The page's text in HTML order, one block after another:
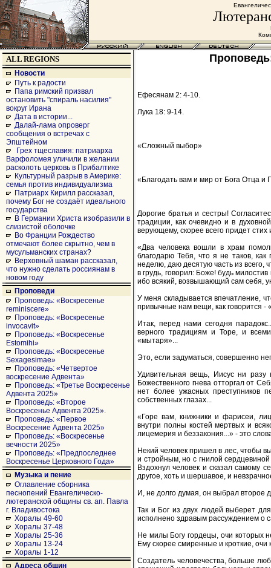
ALL REGIONS
Новости
Путь к радости
Папа римский призвал
остановить "спираль насилия"
вокруг Ирана
Дата в истории...
Далай-лама опроверг
сообщения о встречах с
Эпштейном
Грех тщеславия: патриарха
Варфоломея уличили в желании
расколоть церковь в Прибалтике
Культурный разрыв в Америке:
семья против индивидуализма
Патриарх Кирилл рассказал,
почему Бог не создаёт идеального
государства
В Германии Христа изобразили в
слизистой оболочке
Во Франции Рождество
отмечают более скрытно, чем в
мусульманских странах?
Верховный шаман рассказал,
что нужно сделать россиянам в
новом году
Проповеди
Проповедь: «Воскресенье
reminiscere»
Проповедь: «Воскресенье
invocavit»
Проповедь: «Воскресенье
Estomihi»
Проповедь: «Воскресенье
Sexagesimae»
Проповедь: «Четвертое
воскресение Адвента»
Проповедь: «Третье Воскресенье
Адвента 2025»
Проповедь: «Второе
Воскресенье Адвента 2025».
Проповедь: «Первое
Воскресение Адвента 2025»
Проповедь: «Воскресенье
вечности 2025»
Проповедь: «Предпоследнее
Воскресенье Церковного Года»
Музыка и пение
Оглавление сборника
песнопений Евангелическо-
лютеранской общины св. ап. Павла
г. Владивостока
Хоралы 49-60
Хоралы 37-48
Хоралы 25-36
Хоралы 13-24
Хоралы 1-12
Адреса общин
Ефесянам 2: 4-10.
Лука 18: 9-14.
«Сложный выбор»
«Благодать вам и мир от Бога Отца и
Дорогие братья и сестры!
традиции, как очевидно и в
верующему, скорее всего придет
«Два человека вошли в храм
благодарю Тебя, что я не таков,
неделю, даю десятую часть из всего,
в грудь, говорил: Боже! будь
ибо всякий, возвышающий сам себя,
У меня складывается впечатление,
привычные нам вещи, как говорится -
Итак, перед нами сегодня
верного традициям и Торе, и
«мытаря»...
Это, если задуматься, совершенно
Удивительная вещь, Иисус ни
Божественного гнева отторгал от
нет более ужасных преступников
собственных глазах...
«Горе вам, книжники и фарисеи,
внутри полны костей мертвых и
лицемерия и беззакония...» - это
Некий человек пришел в лес, чтобы
и стройным, но с гнилой
Вздохнул человек и сказал самому
другое, хоть и шершавое, и
И, не долго думая, он выбрал второе
Так и Бог из двух людей выберет
исполнено здравым рассуждением о
Не милы Богу гордецы, очи которых
Ему скорее смиренные и кроткие,
Создатель человечества, больше